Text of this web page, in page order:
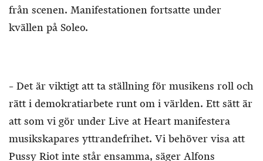
från scenen. Manifestationen fortsatte under
kvällen på Soleo.
– Det är viktigt att ta ställning för musikens roll och
rätt i demokratiarbete runt om i världen. Ett sätt är
att som vi gör under Live at Heart manifestera
musikskapares yttrandefrihet. Vi behöver visa att
Pussy Riot inte står ensamma, säger Alfons